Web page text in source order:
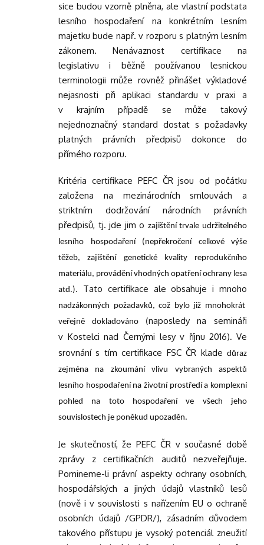
sice budou vzorně plněna, ale vlastní podstata
lesního hospodaření na konkrétním lesním
majetku bude např. v rozporu s platným lesním
zákonem. Nenávaznost certifikace na
legislativu i běžně používanou lesnickou
terminologii může rovněž přinášet výkladové
nejasnosti při aplikaci standardu v praxi a
v krajním případě se může takový
nejednoznačný standard dostat s požadavky
platných právních předpisů dokonce do
přímého rozporu.
Kritéria certifikace PEFC ČR jsou od počátku
založena na mezinárodních smlouvách a
striktním dodržování národních právních
předpisů, tj. jde jim o zajištění trvale udržitelného
lesního hospodaření (nepřekročení celkové výše
těžeb, zajištění genetické kvality reprodukčního
materiálu, provádění vhodných opatření ochrany lesa
atd.).
Tato certifikace ale obsahuje i mnoho
nadzákonných požadavků, což bylo již mnohokrát
veřejně dokladováno (naposledy na semináři
v Kostelci nad Černými lesy v říjnu 2016). Ve
srovnání s tím certifikace FSC ČR klade důraz
zejména na zkoumání vlivu vybraných aspektů
lesního hospodaření na životní prostředí a komplexní
pohled na toto hospodaření ve všech jeho
souvislostech je poněkud upozaděn.
Je skutečností, že PEFC ČR v současné době
zprávy z certifikačních auditů nezveřejňuje.
Pomineme-li právní aspekty ochrany osobních,
hospodářských a jiných údajů vlastníků lesů
(nově i v souvislosti s nařízením EU o ochraně
osobních údajů /GPDR/), zásadním důvodem
takového přístupu je vysoký potenciál zneužití